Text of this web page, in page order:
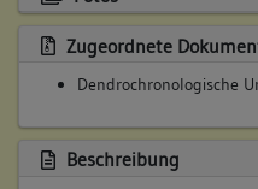
3. Bauphase:
(1385)
Modernisierung.
Betroffene Gebäudeteile:
Zugeordnete
Dendrochronologische
Beschreibung